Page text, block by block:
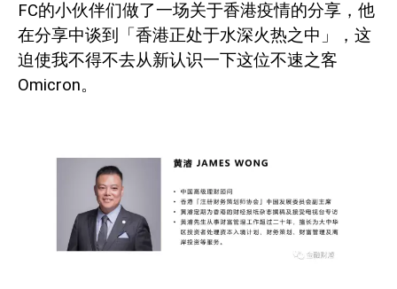
FC的小伙伴们做了一场关于香港疫情的分享，他
在分享中谈到「香港正处于水深火热之中」，这
迫使我不得不去从新认识一下这位不速之客
Omicron。